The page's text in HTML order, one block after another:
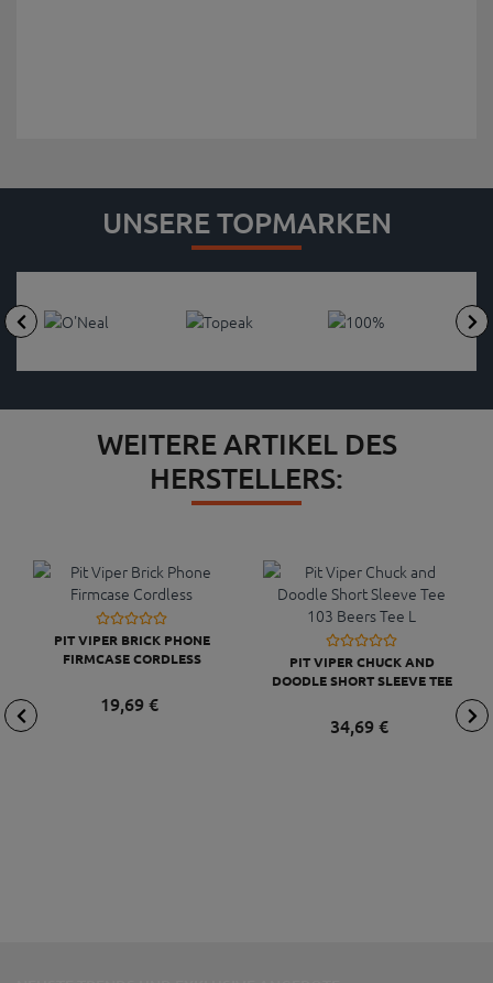
UNSERE TOPMARKEN
WEITERE ARTIKEL DES
HERSTELLERS:
PIT VIPER BRICK PHONE
FIRMCASE CORDLESS
19,69 €
PIT VIPER CHUCK AND
DOODLE SHORT SLEEVE TEE
34,69 €